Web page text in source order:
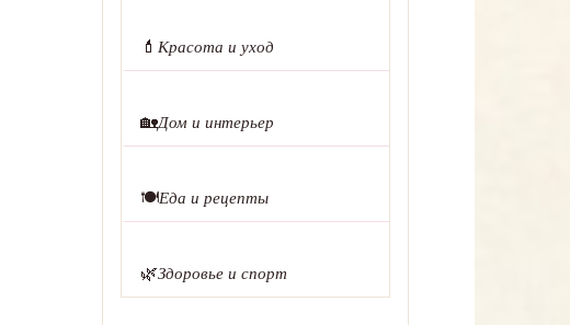
💄 Красота и уход
🏡Дом и интерьер
🍽️Еда и рецепты
🌿Здоровье и спорт